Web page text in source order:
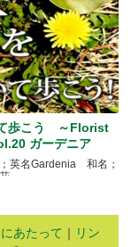
歩こう ～Florist
ガーデニア
英名Gardenia 和名；
.....
あたって ｜ リン